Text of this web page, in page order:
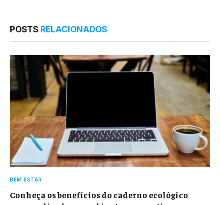
POSTS RELACIONADOS
BEM ESTAR
Conheça os benefícios do caderno ecológico